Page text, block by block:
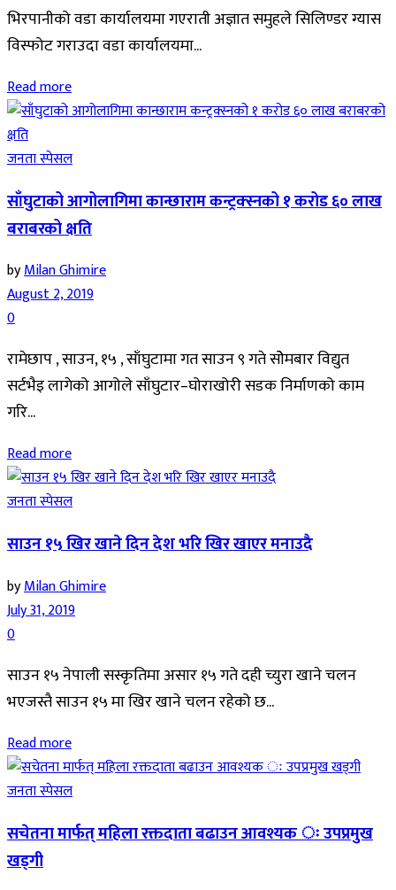
भिरपानीको वडा कार्यालयमा गएराती अज्ञात समुहले सिलिण्डर ग्यास
विस्फोट गराउदा वडा कार्यालयमा...
Read more
जनता स्पेसल
साँघुटाको आगोलागिमा कान्छाराम कन्ट्रक्स्नको १ करोड ६० लाख
बराबरको क्षति
byMilan Ghimire
August 2, 2019
0
रामेछाप , साउन, १५ , साँघुटामा गत साउन ९ गते सोेमबार विद्युत
सर्टभैइ लागेको आगोले साँघुटार–घोराखोरी सडक निर्माणको काम
गरि...
Read more
जनता स्पेसल
साउन १५ खिर खाने दिन देश भरि खिर खाएर मनाउदै
byMilan Ghimire
July 31, 2019
0
साउन १५ नेपाली सस्कृतिमा असार १५ गते दही च्युरा खाने चलन
भएजस्तै साउन १५ मा खिर खाने चलन रहेको छ...
Read more
जनता स्पेसल
सचेतना मार्फत् महिला रक्तदाता बढाउन आवश्यक ः उपप्रमुख
खड्गी